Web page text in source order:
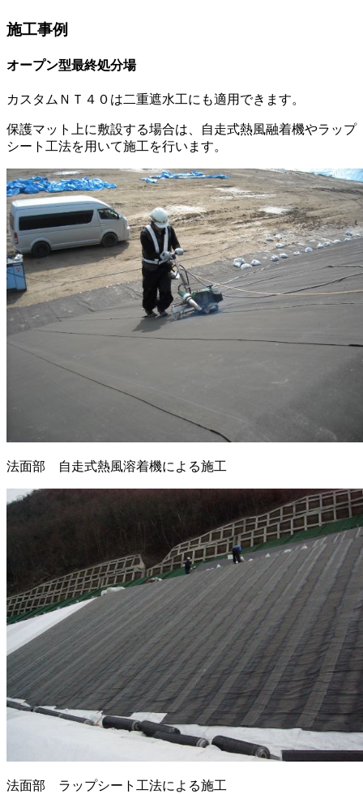
施工事例
オープン型最終処分場
カスタムＮＴ４０は二重遮水工にも適用できます。
保護マット上に敷設する場合は、自走式熱風融着機やラップ
シート工法を用いて施工を行います。
法面部 自走式熱風溶着機による施工
法面部 ラップシート工法による施工